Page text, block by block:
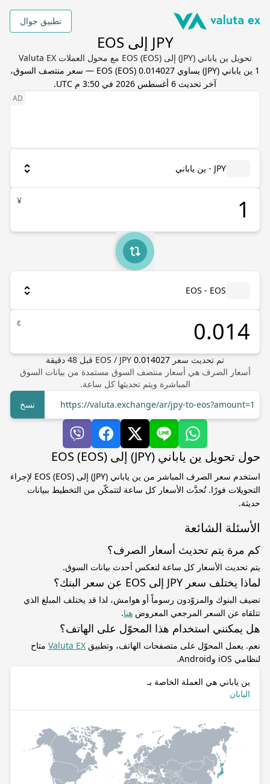
تطبيق جوال
JPY إلى EOS
تحويل ين ياباني (JPY) إلى EOS (EOS) مع محول العملات Valuta EX
1 ين ياباني (
JPY) يساوي 0.014027
EOS (EOS
) — سعر منتصف السوق،
آخر تحديث 6 أغسطس 2026 في 3:50 م UTC .
JPY - ين ياباني
¥
EOS - EOS
ε
تم تحديث سعر EOS / JPY 0.014027 قبل 48 دقيقة
أسعار الصرف هي أسعار منتصف السوق مستمدة من بيانات السوق
المباشرة ويتم تحديثها كل ساعة.
https://valuta.exchange/ar/jpy-to-eos?amount=1
نسخ
حول تحويل ين ياباني (JPY) إلى EOS (EOS)
استخدم سعر الصرف المباشر من ين ياباني (JPY) إلى EOS (EOS) لإجراء
التحويلات فورًا. تُحدَّث الأسعار كل ساعة لتتمكّن من التخطيط ببيانات
حديثة.
الأسئلة الشائعة
كم مرة يتم تحديث أسعار الصرف؟
يتم تحديث الأسعار كل ساعة لتعكس أحدث بيانات السوق.
لماذا يختلف سعر JPY إلى EOS عن سعر البنك؟
تضيف البنوك والمزوّدون رسوماً أو هوامش، لذا قد يختلف المبلغ الذي
تتلقاه عن السعر المرجعي المعروض هنا.
هل يمكنني استخدام هذا المحوّل على الهاتف؟
نعم. يعمل المحوّل على متصفحات الهاتف، وتطبيق Valuta EX متاح
لنظامي iOS وAndroid.
ين ياباني هي العملة الخاصة بـ
اليابان